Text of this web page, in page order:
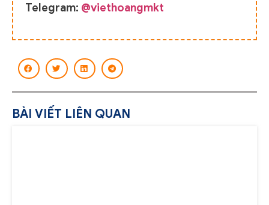
Telegram: @viethoangmkt
BÀI VIẾT LIÊN QUAN